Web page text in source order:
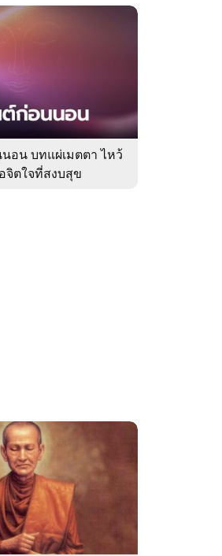
อน บทแผ่เมตตา ไหว้
จิตใจที่สงบสุข